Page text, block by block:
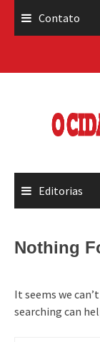
Contato
Editorias
Nothing
It seems we
searching can